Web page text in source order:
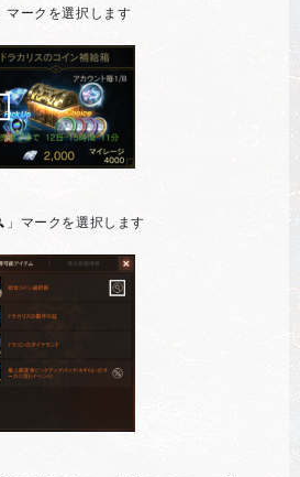
マークを選択します
」マークを選択します